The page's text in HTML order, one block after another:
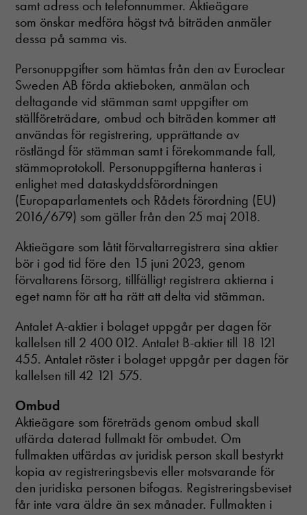
samt adress och telefonnummer. Aktieägare
som önskar medföra högst två biträden anmäler
dessa på samma vis.
Personuppgifter som hämtas från den av Euroclear
Sweden AB förda aktieboken, anmälan och
deltagande vid stämman samt uppgifter om
ställföreträdare, ombud och biträden kommer att
användas för registrering, upprättande av
röstlängd för stämman samt i förekommande fall,
stämmoprotokoll. Personuppgifterna hanteras i
enlighet med dataskyddsförordningen
(Europaparlamentets och Rådets förordning (EU)
2016/679) som gäller från den 25 maj 2018.
Aktieägare som låtit förvaltarregistrera sina aktier
bör i god tid före den 15 juni 2023, genom
förvaltarens försorg, tillfälligt registrera aktierna i
eget namn för att ha rätt att delta vid stämman.
Antalet A-aktier i bolaget uppgår per dagen för
kallelsen till 2 400 012. Antalet B-aktier till 18 121
455. Antalet röster i bolaget uppgår per dagen för
kallelsen till 42 121 575.
Ombud
Aktieägare som företräds genom ombud skall
utfärda daterad fullmakt för ombudet. Om
fullmakten utfärdas av juridisk person skall bestyrkt
kopia av registreringsbevis eller motsvarande för
den juridiska personen bifogas. Registreringsbeviset
får inte vara äldre än sex månader. Fullmakten i